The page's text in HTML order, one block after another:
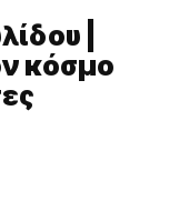
|
κόσμο